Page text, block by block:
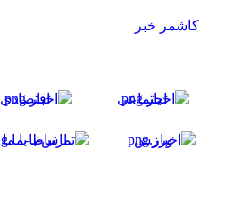
اجتماعی اقتصادی
ورزش ارتباط با ما